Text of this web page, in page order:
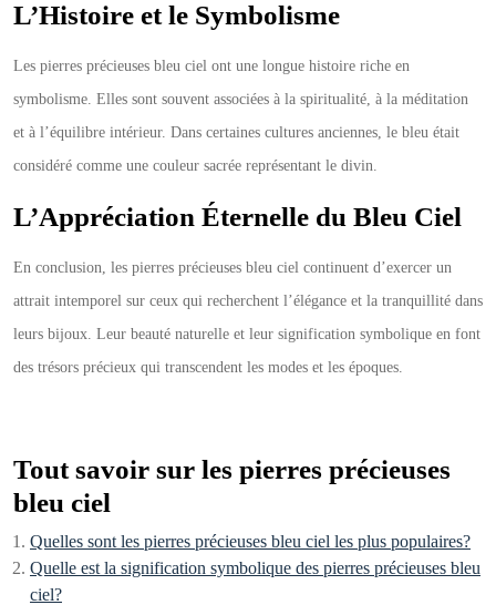
L’Histoire et le Symbolisme
Les pierres précieuses bleu ciel ont une longue histoire riche en
symbolisme. Elles sont souvent associées à la spiritualité, à la méditation
et à l’équilibre intérieur. Dans certaines cultures anciennes, le bleu était
considéré comme une couleur sacrée représentant le divin.
L’Appréciation Éternelle du Bleu Ciel
En conclusion, les pierres précieuses bleu ciel continuent d’exercer un
attrait intemporel sur ceux qui recherchent l’élégance et la tranquillité dans
leurs bijoux. Leur beauté naturelle et leur signification symbolique en font
des trésors précieux qui transcendent les modes et les époques.
Tout savoir sur les pierres précieuses
bleu ciel
Quelles sont les pierres précieuses bleu ciel les plus populaires?
Quelle est la signification symbolique des pierres précieuses bleu
ciel?